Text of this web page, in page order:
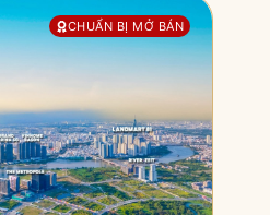
CHUẨN BỊ MỞ BÁN